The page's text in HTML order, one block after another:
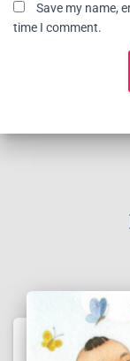
Save my name,
time I comment.